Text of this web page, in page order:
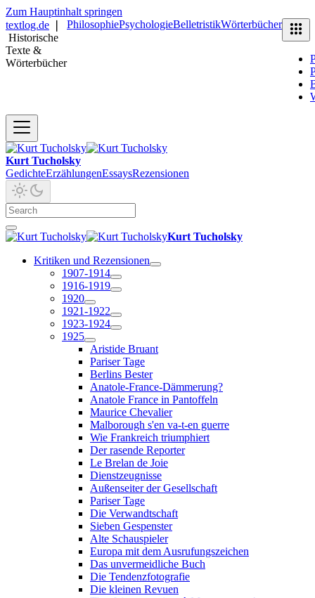
Zum Hauptinhalt springen
textlog.de
Historische
Texte &
Wörterbücher
PhilosophiePsychologieBelletristikWörterbücher
Kurt Tucholsky
GedichteErzählungenEssaysRezensionen
Kurt Tucholsky
Kritiken und Rezensionen
1907-1914
1916-1919
1920
1921-1922
1923-1924
1925
Aristide Bruant
Pariser Tage
Berlins Bester
Anatole-France-Dämmerung?
Anatole France in Pantoffeln
Maurice Chevalier
Malborough s'en va-t-en guerre
Wie Frankreich triumphiert
Der rasende Reporter
Le Brelan de Joie
Dienstzeugnisse
Außenseiter der Gesellschaft
Pariser Tage
Die Verwandtschaft
Sieben Gespenster
Alte Schauspieler
Europa mit dem Ausrufungszeichen
Das unvermeidliche Buch
Die Tendenzfotografie
Die kleinen Revuen